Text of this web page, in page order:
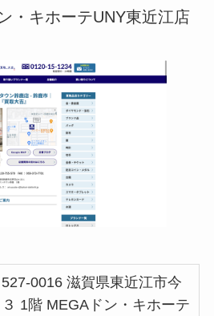
・キホーテUNY東近江店
527-0016 滋賀県東近江市今
1階 MEGAドン・キホーテ